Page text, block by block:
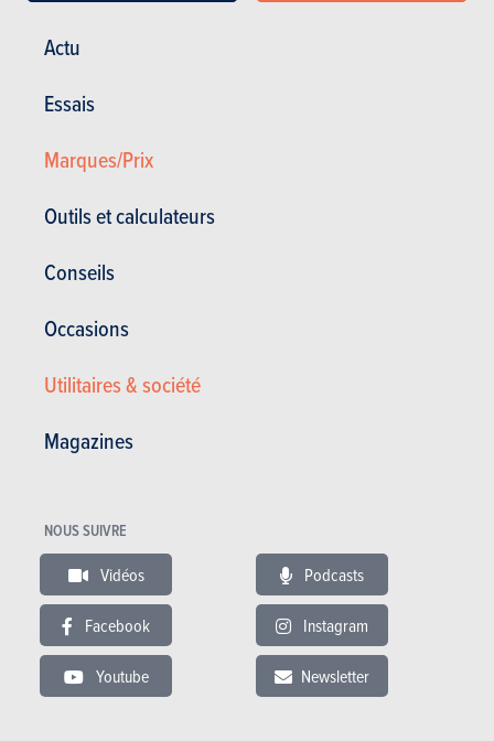
Actu
Essais
Marques/Prix
Outils et calculateurs
Conseils
Occasions
Utilitaires & société
Magazines
NOUS SUIVRE
Vidéos Podcasts
Facebook Instagram
Youtube Newsletter
X75
Score de la rédaction
Nos essais